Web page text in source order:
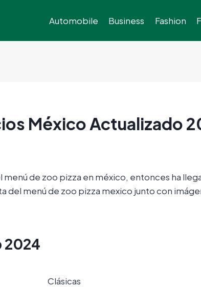
Automobile Business Fashion
México Actualizado
de zoo pizza en méxico, entonces ha
del menú de zoo pizza mexico junto con
2024
Clásicas